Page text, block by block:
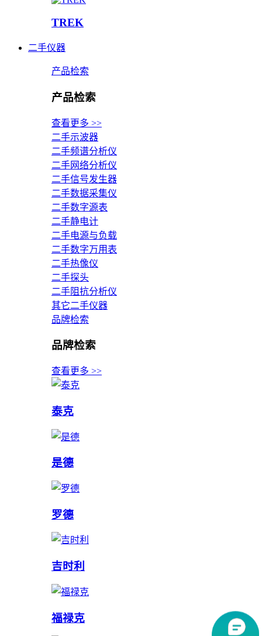
TREK
二手仪器
产品检索
产品检索
查看更多 >>
二手示波器
二手频谱分析仪
二手网络分析仪
二手信号发生器
二手数据采集仪
二手数字源表
二手静电计
二手电源与负载
二手数字万用表
二手热像仪
二手探头
二手阻抗分析仪
其它二手仪器
品牌检索
品牌检索
查看更多 >>
泰克
是德
罗德
吉时利
福禄克